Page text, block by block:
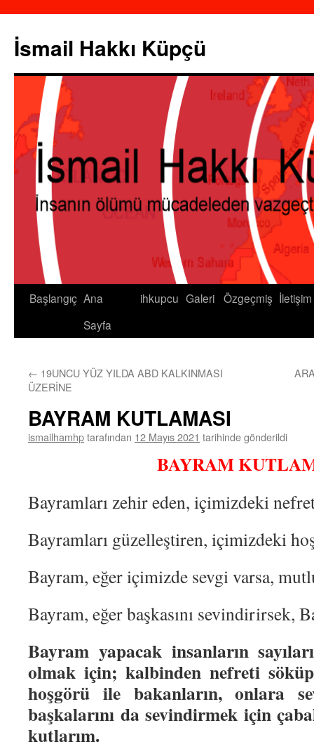
İsmail Hakkı Küpçü
Başlangıç Ana
Sayfa
ihkupcu Galeri Özgeçmiş İletişim
← 19UNCU YÜZ YILDA ABD KALKINMASI
ÜZERİNE
BAYRAM KUTLAMASI
ismailhamhptarafından 12 Mayıs 2021 tarihinde gönderildi
BAYRAM
Bayramları zehir eden, içimizdeki
Bayramları güzelleştiren, içimizdeki
Bayram, eğer içimizde sevgi varsa,
Bayram, eğer başkasını sevindirirsek,
Bayram yapacak insanların
olmak için; kalbinden nefreti
hoşgörü ile bakanların, onlara
başkalarını da sevindirmek için
kutlarım.